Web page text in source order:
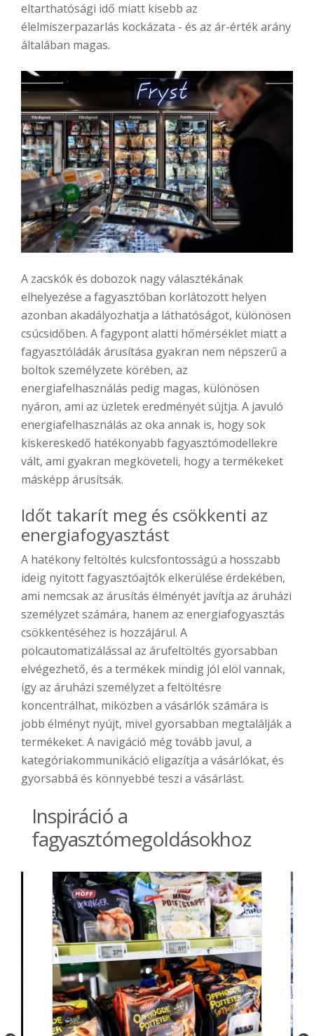
eltarthatósági idő miatt kisebb az
élelmiszerpazarlás kockázata - és az ár-érték arány
általában magas.
A zacskók és dobozok nagy választékának
elhelyezése a fagyasztóban korlátozott helyen
azonban akadályozhatja a láthatóságot, különösen
csúcsidőben. A fagypont alatti hőmérséklet miatt a
fagyasztóládák árusítása gyakran nem népszerű a
boltok személyzete körében, az
energiafelhasználás pedig magas, különösen
nyáron, ami az üzletek eredményét sújtja. A javuló
energiafelhasználás az oka annak is, hogy sok
kiskereskedő hatékonyabb fagyasztómodellekre
vált, ami gyakran megköveteli, hogy a termékeket
másképp árusítsák.
Időt takarít meg és csökkenti az
energiafogyasztást
A hatékony feltöltés kulcsfontosságú a hosszabb
ideig nyitott fagyasztóajtók elkerülése érdekében,
ami nemcsak az árusítás élményét javítja az áruházi
személyzet számára, hanem az energiafogyasztás
csökkentéséhez is hozzájárul. A
polcautomatizálással az árufeltöltés gyorsabban
elvégezhető, és a termékek mindig jól elöl vannak,
így az áruházi személyzet a feltöltésre
koncentrálhat, miközben a vásárlók számára is
jobb élményt nyújt, mivel gyorsabban megtalálják a
termékeket. A navigáció még tovább javul, a
kategóriakommunikáció eligazítja a vásárlókat, és
gyorsabbá és könnyebbé teszi a vásárlást.
Inspiráció a
fagyasztómegoldásokhoz